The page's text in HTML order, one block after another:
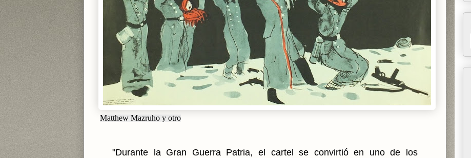
Matthew Mazruho y otro
"Durante la Gran Guerra Patria, el cartel se convirtió en uno de los